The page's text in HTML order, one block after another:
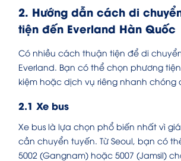
2. Hướng dẫn cách di
tiện đến Everland Hàn Quốc
Có nhiều cách thuận tiện để di
Everland. Bạn có thể chọn phương
kiệm hoặc dịch vụ riêng nhanh chóng
2.1 Xe bus
Xe bus là lựa chọn phổ biến nhất vì
cần chuyển tuyến. Từ Seoul, bạn có
5002 (Gangnam) hoặc 5007 (Jamsil)